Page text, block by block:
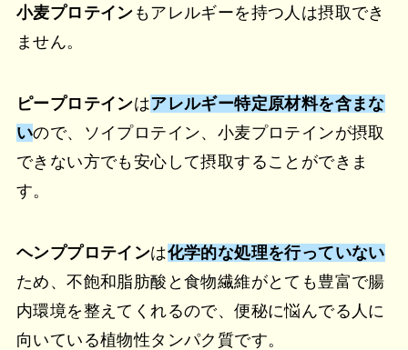
小麦プロテイン もアレルギーを持つ人は摂取でき
ません。
ピープロテインはアレルギー特定原材料を含まな
いので、ソイプロテイン、小麦プロテインが摂取
できない方でも安心して摂取することができま
す。
ヘンププロテインは化学的な処理を行っていない
ため、不飽和脂肪酸と食物繊維がとても豊富で腸
内環境を整えてくれるので、便秘に悩んでる人に
向いている植物性タンパク質です。